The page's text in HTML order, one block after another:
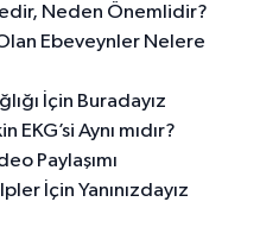
Neden Önemlidir?
Ebeveynler Nelere
İçin Buradayız
EKG’si Aynı mıdır?
Paylaşımı
İçin Yanınızdayız